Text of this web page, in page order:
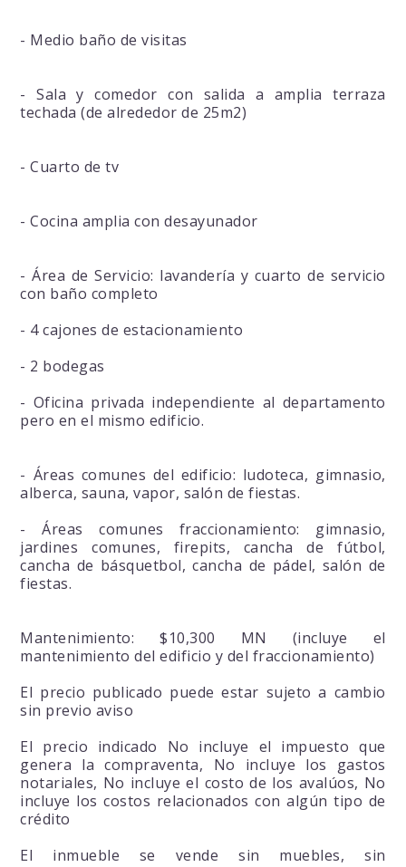
- Medio baño de visitas
- Sala y comedor con salida a amplia terraza
techada (de alrededor de 25m2)
- Cuarto de tv
- Cocina amplia con desayunador
- Área de Servicio: lavandería y cuarto de servicio
con baño completo
- 4 cajones de estacionamiento
- 2 bodegas
- Oficina privada independiente al departamento
pero en el mismo edificio.
- Áreas comunes del edificio: ludoteca, gimnasio,
alberca, sauna, vapor, salón de fiestas.
- Áreas comunes fraccionamiento: gimnasio,
jardines comunes, firepits, cancha de fútbol,
cancha de básquetbol, cancha de pádel, salón de
fiestas.
Mantenimiento: $10,300 MN (incluye el
mantenimiento del edificio y del fraccionamiento)
El precio publicado puede estar sujeto a cambio
sin previo aviso
El precio indicado No incluye el impuesto que
genera la compraventa, No incluye los gastos
notariales, No incluye el costo de los avalúos, No
incluye los costos relacionados con algún tipo de
crédito
El inmueble se vende sin muebles, sin